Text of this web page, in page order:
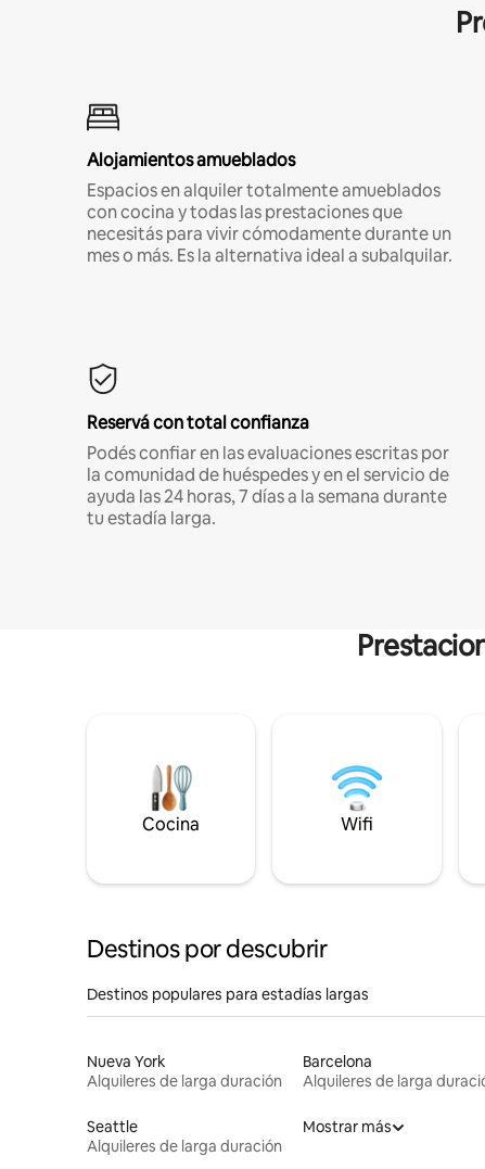
Alojamientos amueblados
Espacios en alquiler totalmente amueblados
con cocina y todas las prestaciones que
necesitás para vivir cómodamente durante un
mes o más. Es la alternativa ideal a subalquilar.
Reservá con total confianza
Podés confiar en las evaluaciones escritas por
la comunidad de huéspedes y en el servicio de
ayuda las 24 horas, 7 días a la semana durante
tu estadía larga.
Cocina Wifi
Destinos por descubrir
Destinos populares para estadías largas
Nueva York
Alquileres de larga duración
Barcelona
Alquileres de larga
Seattle
Alquileres de larga duración
Mostrar más